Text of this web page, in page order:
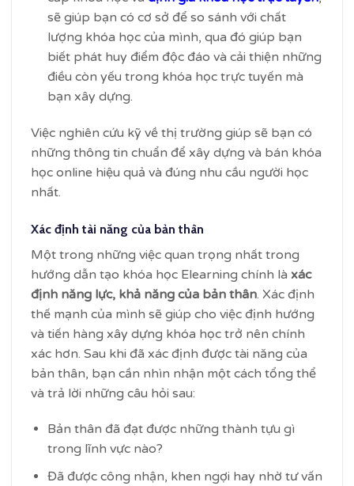
sẽ giúp bạn có cơ sở để so sánh với chất
lượng khóa học của mình, qua đó giúp bạn
biết phát huy điểm độc đáo và cải thiện những
điều còn yếu trong khóa học trực tuyến mà
bạn xây dựng.
Việc nghiên cứu kỹ về thị trường giúp sẽ bạn có
những thông tin chuẩn để xây dựng và bán khóa
học online hiệu quả và đúng nhu cầu người học
nhất.
Xác định tài năng của bản thân
Một trong những việc quan trọng nhất trong
hướng dẫn tạo khóa học Elearning chính là xác
định năng lực, khả năng của bản thân. Xác định
thế mạnh của mình sẽ giúp cho việc định hướng
và tiến hàng xây dựng khóa học trở nên chính
xác hơn. Sau khi đã xác định được tài năng của
bản thân, bạn cần nhìn nhận một cách tổng thể
và trả lời những câu hỏi sau:
Bản thân đã đạt được những thành tựu gì
trong lĩnh vực nào?
Đã được công nhận, khen ngợi hay nhờ tư vấn